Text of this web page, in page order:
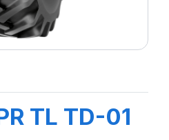
TL TD-01